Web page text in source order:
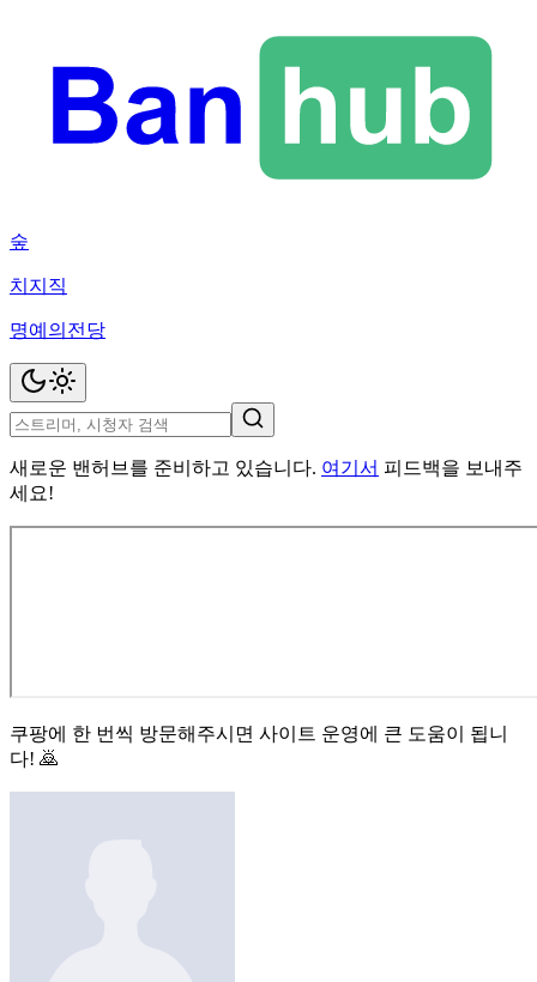
숲
치지직
명예의전당
새로운 밴허브를 준비하고 있습니다. 여기서 피드백을 보내주
세요!
쿠팡에 한 번씩 방문해주시면 사이트 운영에 큰 도움이 됩니
다! 🙇